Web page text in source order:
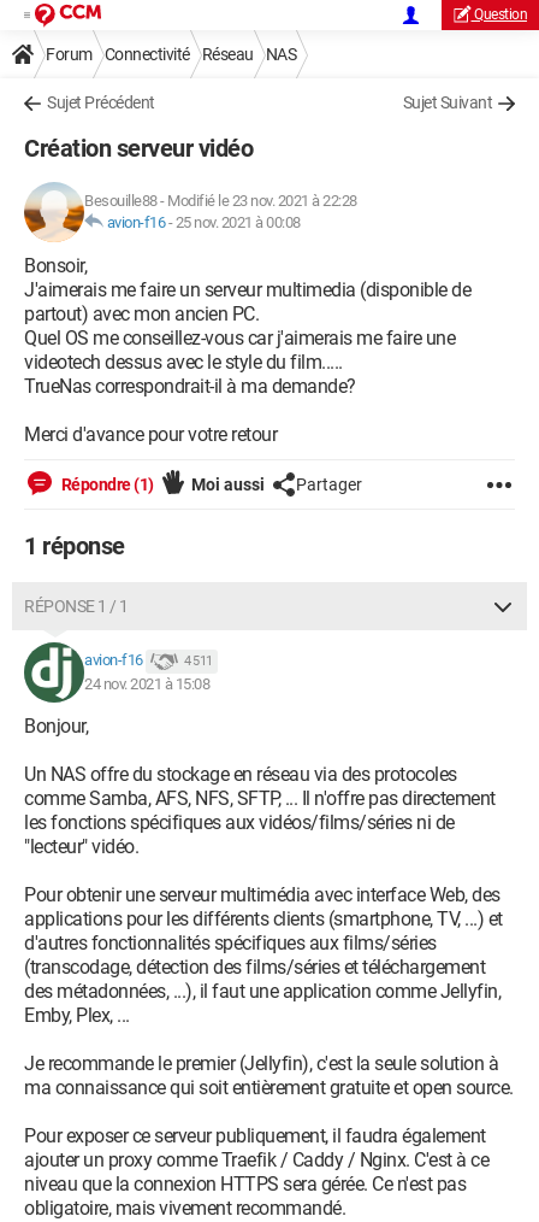
Question
Forum Connectivité Réseau NAS
Sujet Précédent Sujet Suivant
Création serveur vidéo
Besouille88- Modifié le 23 nov. 2021 à 22:28
avion-f16-25 nov. 2021 à 00:08
Bonsoir,
J'aimerais me faire un serveur multimedia (disponible de
partout) avec mon ancien PC.
Quel OS me conseillez-vous car j'aimerais me faire une
videotech dessus avec le style du film.....
TrueNas correspondrait-il à ma demande?
Merci d'avance pour votre retour
Répondre (1) Moi aussi Partager
1 réponse
RÉPONSE 1 / 1
avion-f16 4 511
24 nov. 2021 à 15:08
Bonjour,
Un NAS offre du stockage en réseau via des protocoles
comme Samba, AFS, NFS, SFTP, ... Il n'offre pas directement
les fonctions spécifiques aux vidéos/films/séries ni de
"lecteur" vidéo.
Pour obtenir une serveur multimédia avec interface Web, des
applications pour les différents clients (smartphone, TV, ...) et
d'autres fonctionnalités spécifiques aux films/séries
(transcodage, détection des films/séries et téléchargement
des métadonnées, ...), il faut une application comme Jellyfin,
Emby, Plex, ...
Je recommande le premier (Jellyfin), c'est la seule solution à
ma connaissance qui soit entièrement gratuite et open source.
Pour exposer ce serveur publiquement, il faudra également
ajouter un proxy comme Traefik / Caddy / Nginx. C'est à ce
niveau que la connexion HTTPS sera gérée. Ce n'est pas
obligatoire, mais vivement recommandé.